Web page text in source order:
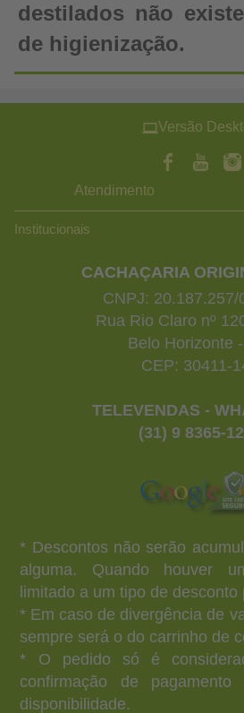
destilados não
de higienização.
Versão
Atendimento
Institucionais
CACHAÇARIA
CNPJ: 20.187.257/
Rua Rio Claro nº
Belo Horizonte
CEP: 30411-
TELEVENDAS -
(31) 9 8365-
* Descontos não serão
alguma. Quando houver
limitado a um tipo de desconto
* Em caso de divergência de
sempre será o do carrinho de
* O pedido só é
confirmação de
disponibilidade.